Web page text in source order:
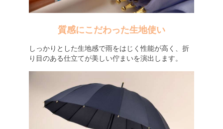
質感にこだわった生地使い
しっかりとした生地感で雨をはじく性能が高く、折
り目のある仕立てが美しい佇まいを演出します。